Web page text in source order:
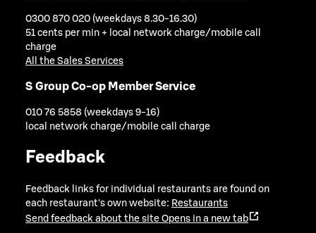
0300 870 020 (weekdays 8.30-16.30)
51 cents per min + local network charge/mobile call
charge
All the Sales Services
S Group Co-op Member Service
010 76 5858 (weekdays 9-16)
local network charge/mobile call charge
Feedback
Feedback links for individual restaurants are found on
each restaurant's own website: Restaurants
Send feedback about the site Opens in a new tab